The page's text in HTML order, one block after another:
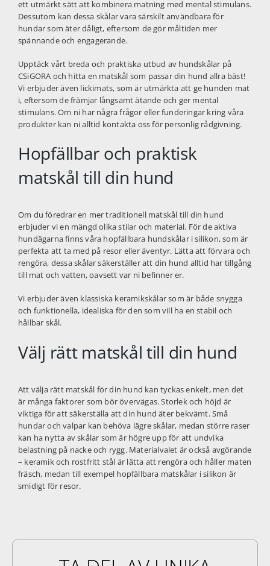
ett utmärkt sätt att kombinera matning med mental stimulans.
Dessutom kan dessa skålar vara särskilt användbara för
hundar som äter dåligt, eftersom de gör måltiden mer
spännande och engagerande.
Upptäck vårt breda och praktiska utbud av hundskålar på
CSiGORA och hitta en matskål som passar din hund allra bäst!
Vi erbjuder även lickimats, som är utmärkta att ge hunden mat
i, eftersom de främjar långsamt ätande och ger mental
stimulans. Om ni har några frågor eller funderingar kring våra
produkter kan ni alltid kontakta oss för personlig rådgivning.
Hopfällbar och praktisk
matskål till din hund
Om du föredrar en mer traditionell matskål till din hund
erbjuder vi en mängd olika stilar och material. För de aktiva
hundägarna finns våra hopfällbara hundskålar i silikon, som är
perfekta att ta med på resor eller äventyr. Lätta att förvara och
rengöra, dessa skålar säkerställer att din hund alltid har tillgång
till mat och vatten, oavsett var ni befinner er.
Vi erbjuder även klassiska keramikskålar som är både snygga
och funktionella, idealiska för den som vill ha en stabil och
hållbar skål.
Välj rätt matskål till din hund
Att välja rätt matskål för din hund kan tyckas enkelt, men det
är många faktorer som bör övervägas. Storlek och höjd är
viktiga för att säkerställa att din hund äter bekvämt. Små
hundar och valpar kan behöva lägre skålar, medan större raser
kan ha nytta av skålar som är högre upp för att undvika
belastning på nacke och rygg. Materialvalet är också avgörande
– keramik och rostfritt stål är lätta att rengöra och håller maten
fräsch, medan till exempel hopfällbara matskålar i silikon är
smidigt för resor.